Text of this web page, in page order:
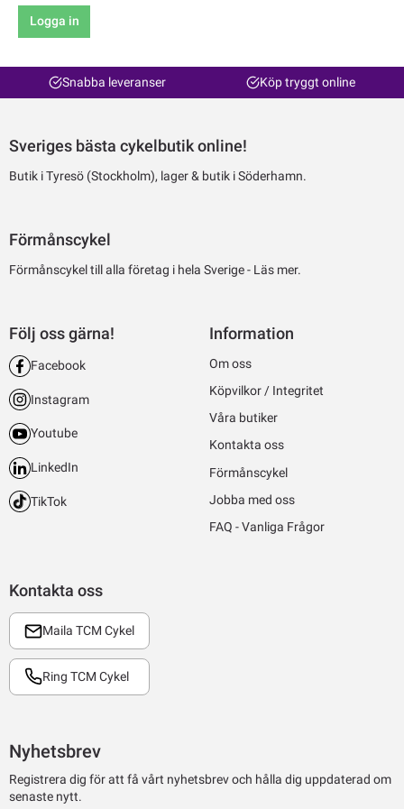
Logga in
Snabba leveranser Köp tryggt online
Sveriges bästa cykelbutik online!
Butik i Tyresö (Stockholm), lager & butik i Söderhamn.
Förmånscykel
Förmånscykel till alla företag i hela Sverige - Läs mer.
Kontakta oss
Maila TCM Cykel
Ring TCM Cykel
Följ oss gärna!
Facebook
Instagram
Youtube
LinkedIn
TikTok
Information
Om oss
Köpvilkor / Integritet
Våra butiker
Kontakta oss
Förmånscykel
Jobba med oss
FAQ - Vanliga Frågor
Nyhetsbrev
Registrera dig för att få vårt nyhetsbrev och hålla dig uppdaterad om
senaste nytt.